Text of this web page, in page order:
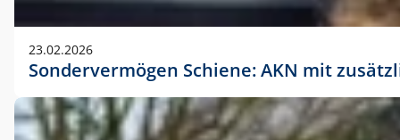
23.02.2026
Sondervermögen Schiene: AKN mit